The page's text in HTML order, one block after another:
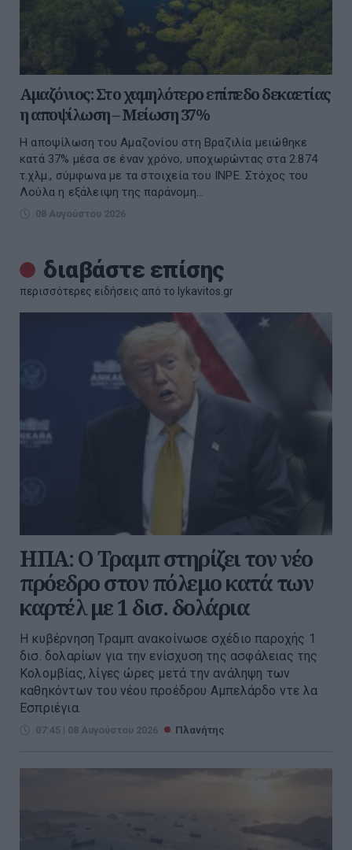
Αμαζόνιος: Στο χαμηλότερο επίπεδο δεκαετίας
η αποψίλωση – Μείωση 37%
Η αποψίλωση του Αμαζονίου στη Βραζιλία μειώθηκε
κατά 37% μέσα σε έναν χρόνο, υποχωρώντας στα 2.874
τ.χλμ., σύμφωνα με τα στοιχεία του INPE. Στόχος του
Λούλα η εξάλειψη της παράνομη...
08 Αυγούστου 2026
διαβάστε επίσης
περισσότερες ειδήσεις από το lykavitos.gr
ΗΠΑ: Ο Τραμπ στηρίζει τον νέο
πρόεδρο στον πόλεμο κατά των
καρτέλ με 1 δισ. δολάρια
Η κυβέρνηση Τραμπ ανακοίνωσε σχέδιο παροχής 1
δισ. δολαρίων για την ενίσχυση της ασφάλειας της
Κολομβίας, λίγες ώρες μετά την ανάληψη των
καθηκόντων του νέου προέδρου Αμπελάρδο ντε λα
Εσπριέγια.
07:45 | 08 Αυγούστου 2026 Πλανήτης